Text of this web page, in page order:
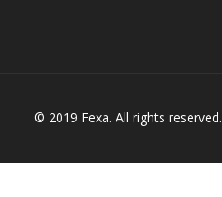
© 2019 Fexa. All rights reserved.